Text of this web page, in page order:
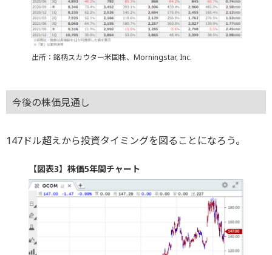
出所：銘柄スカウター米国株、Morningstar, Inc.
今後の株価見通し
147ドル超えから投資タイミングを図ることになろう。
【図表3】株価5年間チャート